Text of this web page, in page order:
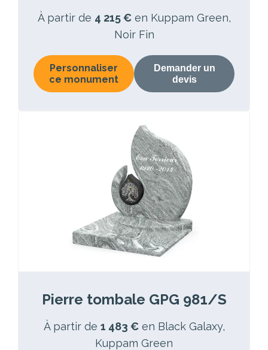
À partir de 4 215 € en Kuppam Green,
Noir Fin
Personnaliser
ce monument
Demander un
devis
Pierre tombale GPG 981/S
À partir de 1 483 € en Black Galaxy,
Kuppam Green